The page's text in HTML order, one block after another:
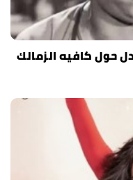
حول كافيه الزمالك